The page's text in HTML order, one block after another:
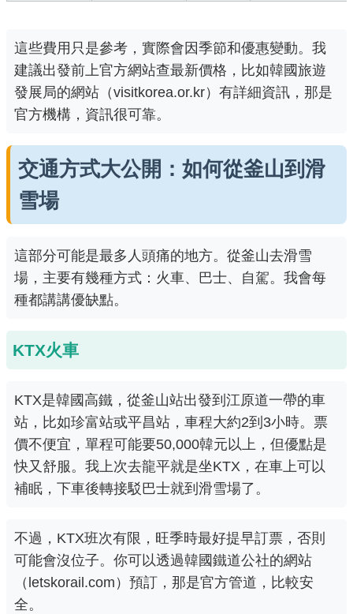
這些費用只是參考，實際會因季節和優惠變動。我
建議出發前上官方網站查最新價格，比如韓國旅遊
發展局的網站（visitkorea.or.kr）有詳細資訊，那是
官方機構，資訊很可靠。
交通方式大公開：如何從釜山到滑
雪場
這部分可能是最多人頭痛的地方。從釜山去滑雪
場，主要有幾種方式：火車、巴士、自駕。我會每
種都講講優缺點。
KTX火車
KTX是韓國高鐵，從釜山站出發到江原道一帶的車
站，比如珍富站或平昌站，車程大約2到3小時。票
價不便宜，單程可能要50,000韓元以上，但優點是
快又舒服。我上次去龍平就是坐KTX，在車上可以
補眠，下車後轉接駁巴士就到滑雪場了。
不過，KTX班次有限，旺季時最好提早訂票，否則
可能會沒位子。你可以透過韓國鐵道公社的網站
（ letskorail.com ）預訂，那是官方管道，比較安
全。